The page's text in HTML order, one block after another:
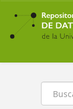
Ir
contenido
principal
Buscar